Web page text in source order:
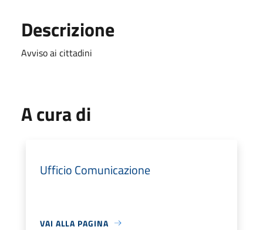
Descrizione
Avviso ai cittadini
A cura di
Ufficio Comunicazione
VAI ALLA PAGINA